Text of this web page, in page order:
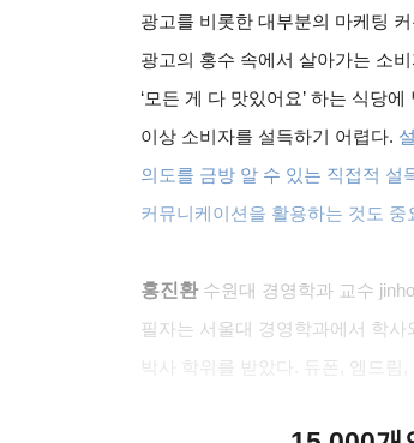
광고를 비롯한 대부분의 마케팅
광고의 홍수 속에서 살아가는 소
‘모든 게 다 맛있어요’ 하는 식당에
이상 소비자를 설득하기 어렵다.
의도를 금방 알 수 있는 직접적 설
커뮤니케이션을 활용하는 것도 중
홍진환 수원대 경영학과 교수
필자는 서울대 경영학과에서 학
박사 학위를 받았다
듀폰 엠드림